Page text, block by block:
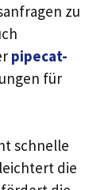
zu
pipecat-
für
schnelle
die